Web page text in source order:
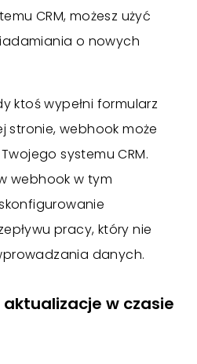
CRM, możesz użyć
o nowych
ktoś wypełni formularz
stronie, webhook może
systemu CRM.
webhook w tym
pracy, który nie
danych.
w czasie